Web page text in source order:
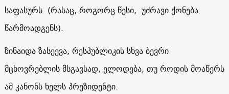
საფასურს (რასაც, როგორც წესი, უძრავი ქონება
წარმოადგენს).
ზინაიდა ზასეევა, რესპუბლიკის სხვა ბევრი
მცხოვრებლის მსგავსად, ელოდება, თუ როდის მოაწერს
ამ კანონს ხელს პრეზიდენტი.